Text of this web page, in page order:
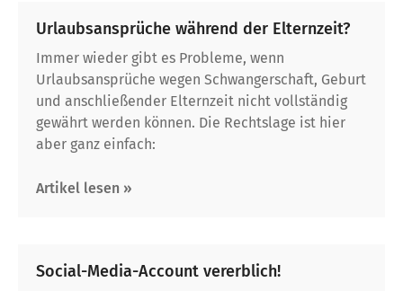
Urlaubsansprüche während der Elternzeit?
Immer wieder gibt es Probleme, wenn
Urlaubsansprüche wegen Schwangerschaft, Geburt
und anschließender Elternzeit nicht vollständig
gewährt werden können. Die Rechtslage ist hier
aber ganz einfach:
Artikel lesen »
Social-Media-Account vererblich!